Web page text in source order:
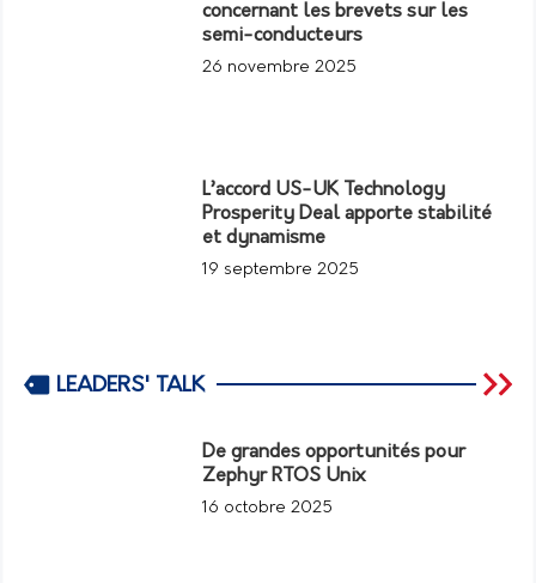
concernant les brevets sur les
semi-conducteurs
26 novembre 2025
L’accord US-UK Technology
Prosperity Deal apporte stabilité
et dynamisme
19 septembre 2025
LEADERS' TALK
De grandes opportunités pour
Zephyr RTOS Unix
16 octobre 2025